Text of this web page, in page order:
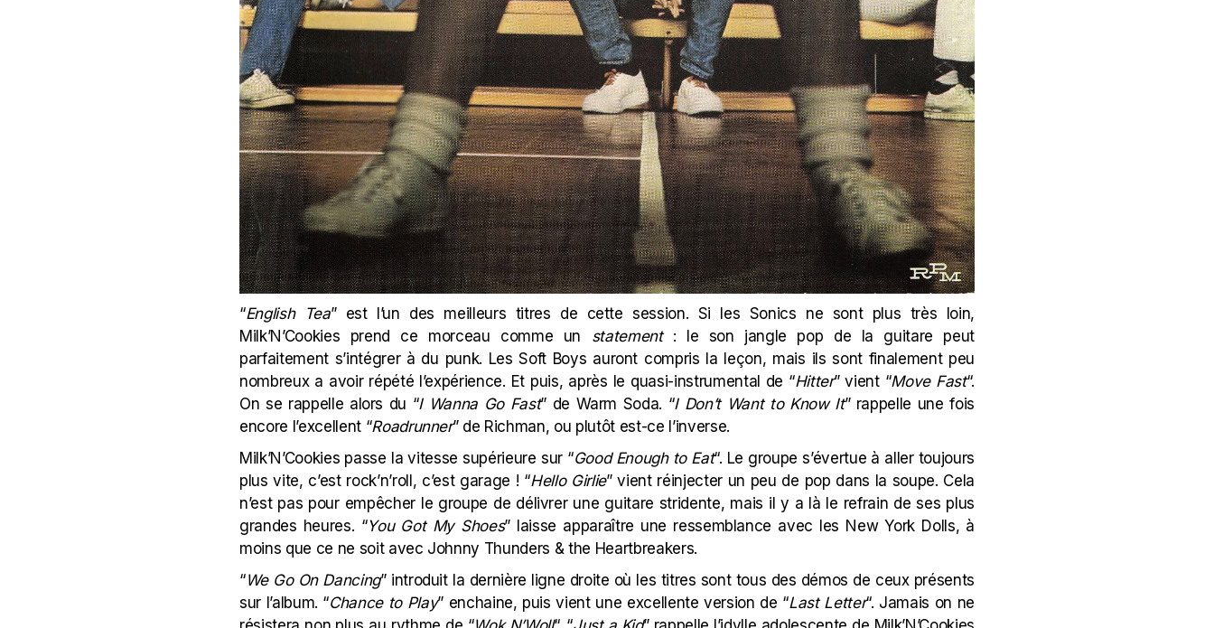
“English Tea” est l’un des meilleurs titres de cette session. Si les Sonics ne sont plus très loin,
Milk’N’Cookies prend ce morceau comme un statement: le son jangle pop de la guitare peut
parfaitement s’intégrer à du punk. LesSoft Boys auront compris la leçon, mais ils sont finalement peu
nombreux a avoir répété l’expérience. Et puis, après le quasi-instrumental de “Hitter” vient “Move Fast“.
On se rappelle alors du “I Wanna Go Fast” de Warm Soda. “I Don’t Want to Know It” rappelle une fois
encore l’excellent “Roadrunner” de Richman, ou plutôt est-ce l’inverse.
Milk’N’Cookies passe la vitesse supérieure sur “Good Enough to Eat“. Le groupe s’évertue à aller toujours
plus vite, c’est rock’n’roll, c’est garage ! “Hello Girlie” vient réinjecter un peu de pop dans la soupe. Cela
n’est pas pour empêcher le groupe de délivrer une guitare stridente, mais il y a là le refrain de ses plus
grandes heures. “You Got My Shoes” laisse apparaître une ressemblance avec les New York Dolls, à
moins que ce ne soit avec Johnny Thunders & the Heartbreakers.
“We Go On Dancing” introduit la dernière ligne droite où les titres sont tous des démos de ceux présents
sur l’album. “Chance to Play” enchaine, puis vient une excellente version de “Last Letter“. Jamais on ne